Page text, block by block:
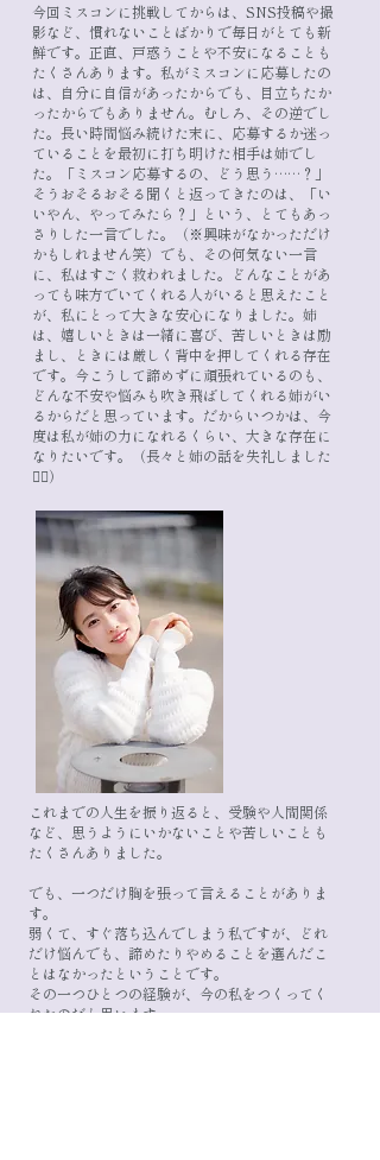
今回ミスコンに挑戦してからは、SNS投稿や撮
影など、 慣れないことばかりで毎日がとても新
鮮です。 正直、戸惑うことや不安になることも
たくさんあります。 私がミスコンに応募したの
は、自分に自信があったからでも、
目立ちたか
ったからでもありません。 むしろ、その逆でし
た。 長い時間悩み続けた末に、応募するか迷っ
ていることを最初に打ち明けた相手は姉でし
た。
「ミスコン応募するの、どう思う……？」
そうおそるおそる聞くと返ってきたのは、
「い
いやん、やってみたら？」 という、とてもあっ
さりした一言でした。
（※興味がなかっただけ
かもしれません笑） でも、その何気ない一言
に、私はすごく救われました。
どんなことがあ
っても味方でいてくれる人がいると思えたこと
が、私にとって大きな安心になりました。 姉
は、嬉しいときは一緒に喜び、苦しいときは励
まし、ときには厳しく背中を押してくれる存在
です。 今こうして諦めずに頑張れているのも、
どんな不安や悩みも吹き飛ばしてくれる姉がい
るからだと思っています。 だからいつかは、今
度は私が姉の力になれるくらい、大きな存在に
なりたいです。
（長々と姉の話を失礼しました
🙇‍♀️）
これまでの人生を振り返ると、受験や人間関係
など、思うようにいかないことや苦しいことも
たくさんありました。
でも、一つだけ胸を張って言えることがありま
す。
弱くて、すぐ落ち込んでしまう私ですが、どれ
だけ悩んでも、諦めたりやめることを選んだこ
とはなかったということです。
その一つひとつの経験が、今の私をつくってく
れたのだと思います。